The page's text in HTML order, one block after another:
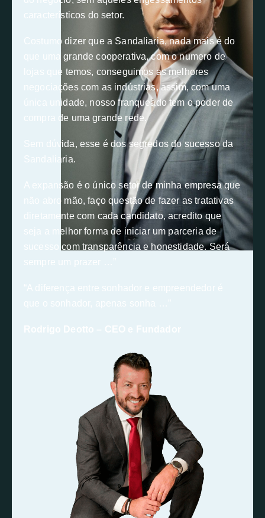
característicos do setor.
Costumo dizer que a Sandaliaria, nada mais é do
que uma grande cooperativa, com o numero de
lojas que temos, conseguimos as melhores
negociações com as indústrias, assim, com uma
única unidade, nosso franqueado tem o poder de
compra de uma grande rede.
Sem dúvida, esse é dos segredos do sucesso da
Sandaliaria.
A expansão é o único setor de minha empresa que
não abro mão, faço questão de fazer as tratativas
diretamente com cada candidato, acredito que
seja a melhor forma de iniciar um parceria de
sucesso com transparência e honestidade. Será